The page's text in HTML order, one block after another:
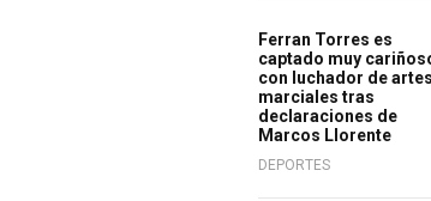
Ferran Torres es
captado muy
con luchador de artes
marciales tras
declaraciones de
Marcos Llorente
DEPORTES